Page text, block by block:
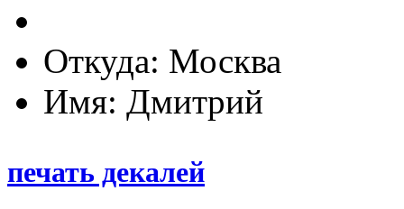
Откуда: Москва
Имя: Дмитрий
печать декалей